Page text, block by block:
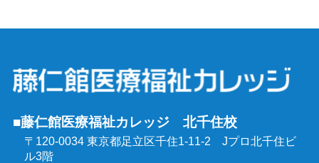
介護予防運動指導員養成講座
行動援護従業者養成研修
強度行動障害支援者養成研修
同行援護従業者養成研修
社会福祉士受験対策講座（通学コース）
精神保健福祉士受験対策講座（通学コース）
■藤仁館医療福祉カレッジ 北千住校
〒120-0034 東京都足立区千住1-11-2 Jプロ北千住ビ
ル3階